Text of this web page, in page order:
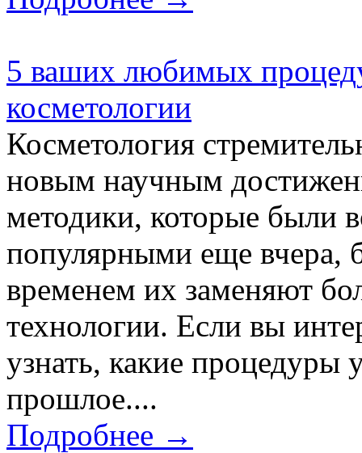
5 ваших любимых
косметологии
Косметология
новым научным
методики, которые были
популярными еще вчера,
временем их заменяют
технологии. Если вы
узнать, какие процедуры
прошлое....
Подробнее →